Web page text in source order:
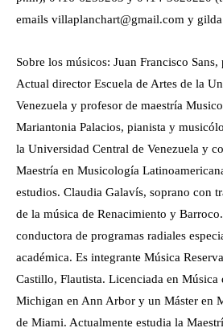
emails villaplanchart@gmail.com y
Sobre los músicos: Juan Francisco
Actual director Escuela de Artes de la
Venezuela y profesor de maestría
Mariantonia Palacios, pianista y
la Universidad Central de Venezuela y
Maestría en Musicología
estudios. Claudia Galavís, soprano con
de la música de Renacimiento y
conductora de programas radiales
académica. Es integrante Música
Castillo, Flautista. Licenciada en Música
Michigan en Ann Arbor y un Máster en
de Miami. Actualmente estudia la